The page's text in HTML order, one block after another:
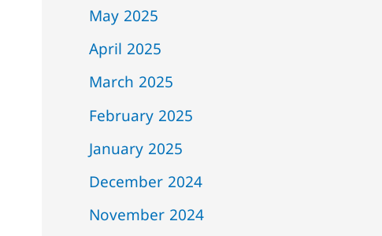
May 2025
April 2025
March 2025
February 2025
January 2025
December 2024
November 2024